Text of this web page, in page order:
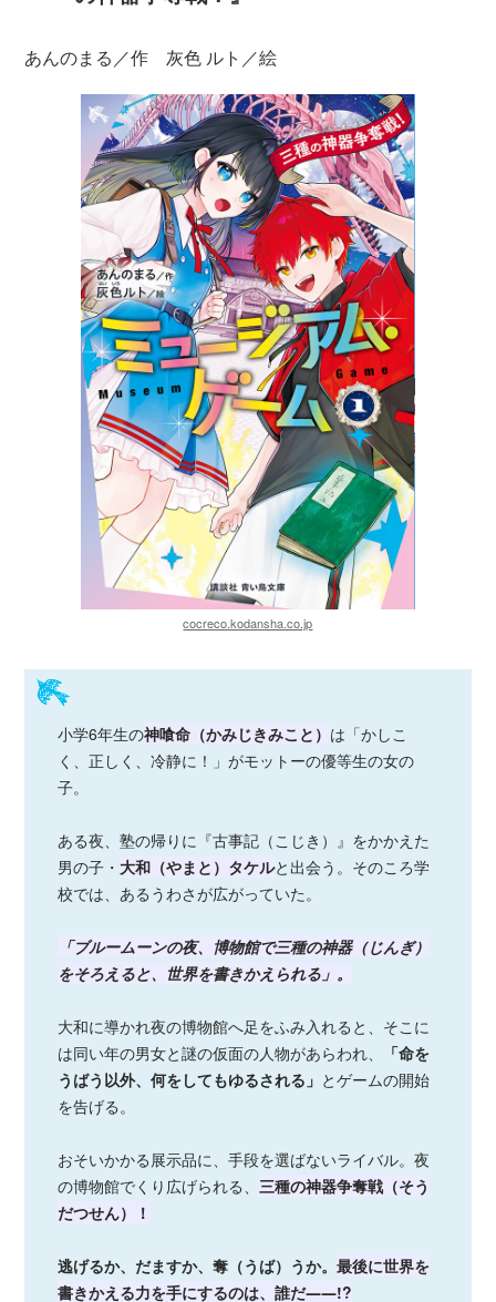
あんのまる／作 灰色 ルト／絵
cocreco.kodansha.co.jp
小学6年生の神喰命（かみじきみこと） は「かしこ
く、正しく、冷静に！」がモットーの優等生の女の
子。
ある夜、塾の帰りに『古事記（こじき）』をかかえた
男の子・ 大和（やまと）タケルと出会う。そのころ学
校では、あるうわさが広がっていた。
「ブルームーンの夜、博物館で三種の神器（じんぎ）
をそろえると、世界を書きかえられる」。
大和に導かれ夜の博物館へ足をふみ入れると、そこに
は同い年の男女と謎の仮面の人物があらわれ、
「命を
うばう以外、何をしてもゆるされる」 とゲームの開始
を告げる。
おそいかかる展示品に、手段を選ばないライバル。夜
の博物館でくり広げられる、 三種の神器争奪戦（そう
だつせん）！
逃げるか、だますか、奪（うば）うか。最後に世界を
書きかえる力を手にするのは、誰だ――!?